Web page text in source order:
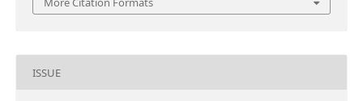
ISSUE